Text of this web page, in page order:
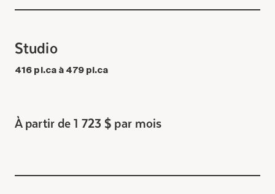
Studio
416 pi.ca à 479 pi.ca
À partir de 1 723 $ par mois